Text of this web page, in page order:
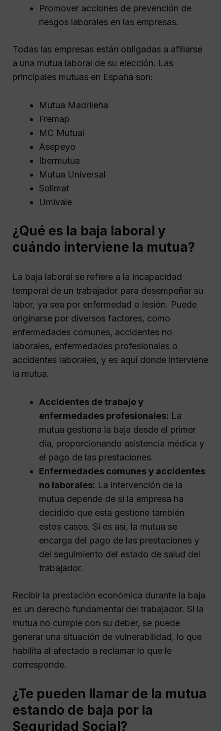
Promover acciones de prevención de
riesgos laborales en las empresas.
Todas las empresas están obligadas a afiliarse
a una mutua laboral de su elección. Las
principales mutuas en España son:
Mutua Madrileña
Fremap
MC Mutual
Asepeyo
Ibermutua
Mutua Universal
Solimat
Umivale
¿Qué es la baja laboral y
cuándo interviene la mutua?
La baja laboral se refiere a la incapacidad
temporal de un trabajador para desempeñar su
labor, ya sea por enfermedad o lesión. Puede
originarse por diversos factores, como
enfermedades comunes, accidentes no
laborales, enfermedades profesionales o
accidentes laborales, y es aquí donde interviene
la mutua.
Accidentes de trabajo y
enfermedades profesionales: La
mutua gestiona la baja desde el primer
día, proporcionando asistencia médica y
el pago de las prestaciones.
Enfermedades comunes y accidentes
no laborales: La intervención de la
mutua depende de si la empresa ha
decidido que esta gestione también
estos casos. Si es así, la mutua se
encarga del pago de las prestaciones y
del seguimiento del estado de salud del
trabajador.
Recibir la prestación económica durante la baja
es un derecho fundamental del trabajador. Si la
mutua no cumple con su deber, se puede
generar una situación de vulnerabilidad, lo que
habilita al afectado a reclamar lo que le
corresponde.
¿Te pueden llamar de la mutua
estando de baja por la
Seguridad Social?